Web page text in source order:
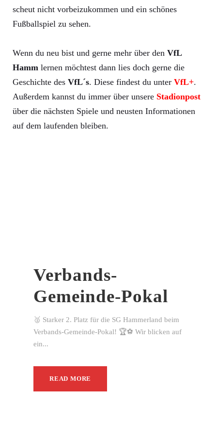
scheut nicht vorbeizukommen und ein schönes
Fußballspiel zu sehen.
Wenn du neu bist und gerne mehr über den VfL
Hamm lernen möchtest dann lies doch gerne die
Geschichte des VfL´s. Diese findest du unter VfL+.
Außerdem kannst du immer über unsere Stadionpost
über die nächsten Spiele und neusten Informationen
auf dem laufenden bleiben.
Verbands-
Gemeinde-Pokal
🥈 Starker 2. Platz für die SG Hammerland beim
Verbands-Gemeinde-Pokal! 🏆⚽ Wir blicken auf
ein...
READ MORE